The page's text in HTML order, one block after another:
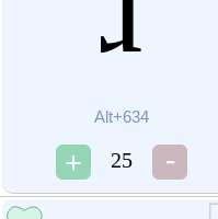
Alt+634
25